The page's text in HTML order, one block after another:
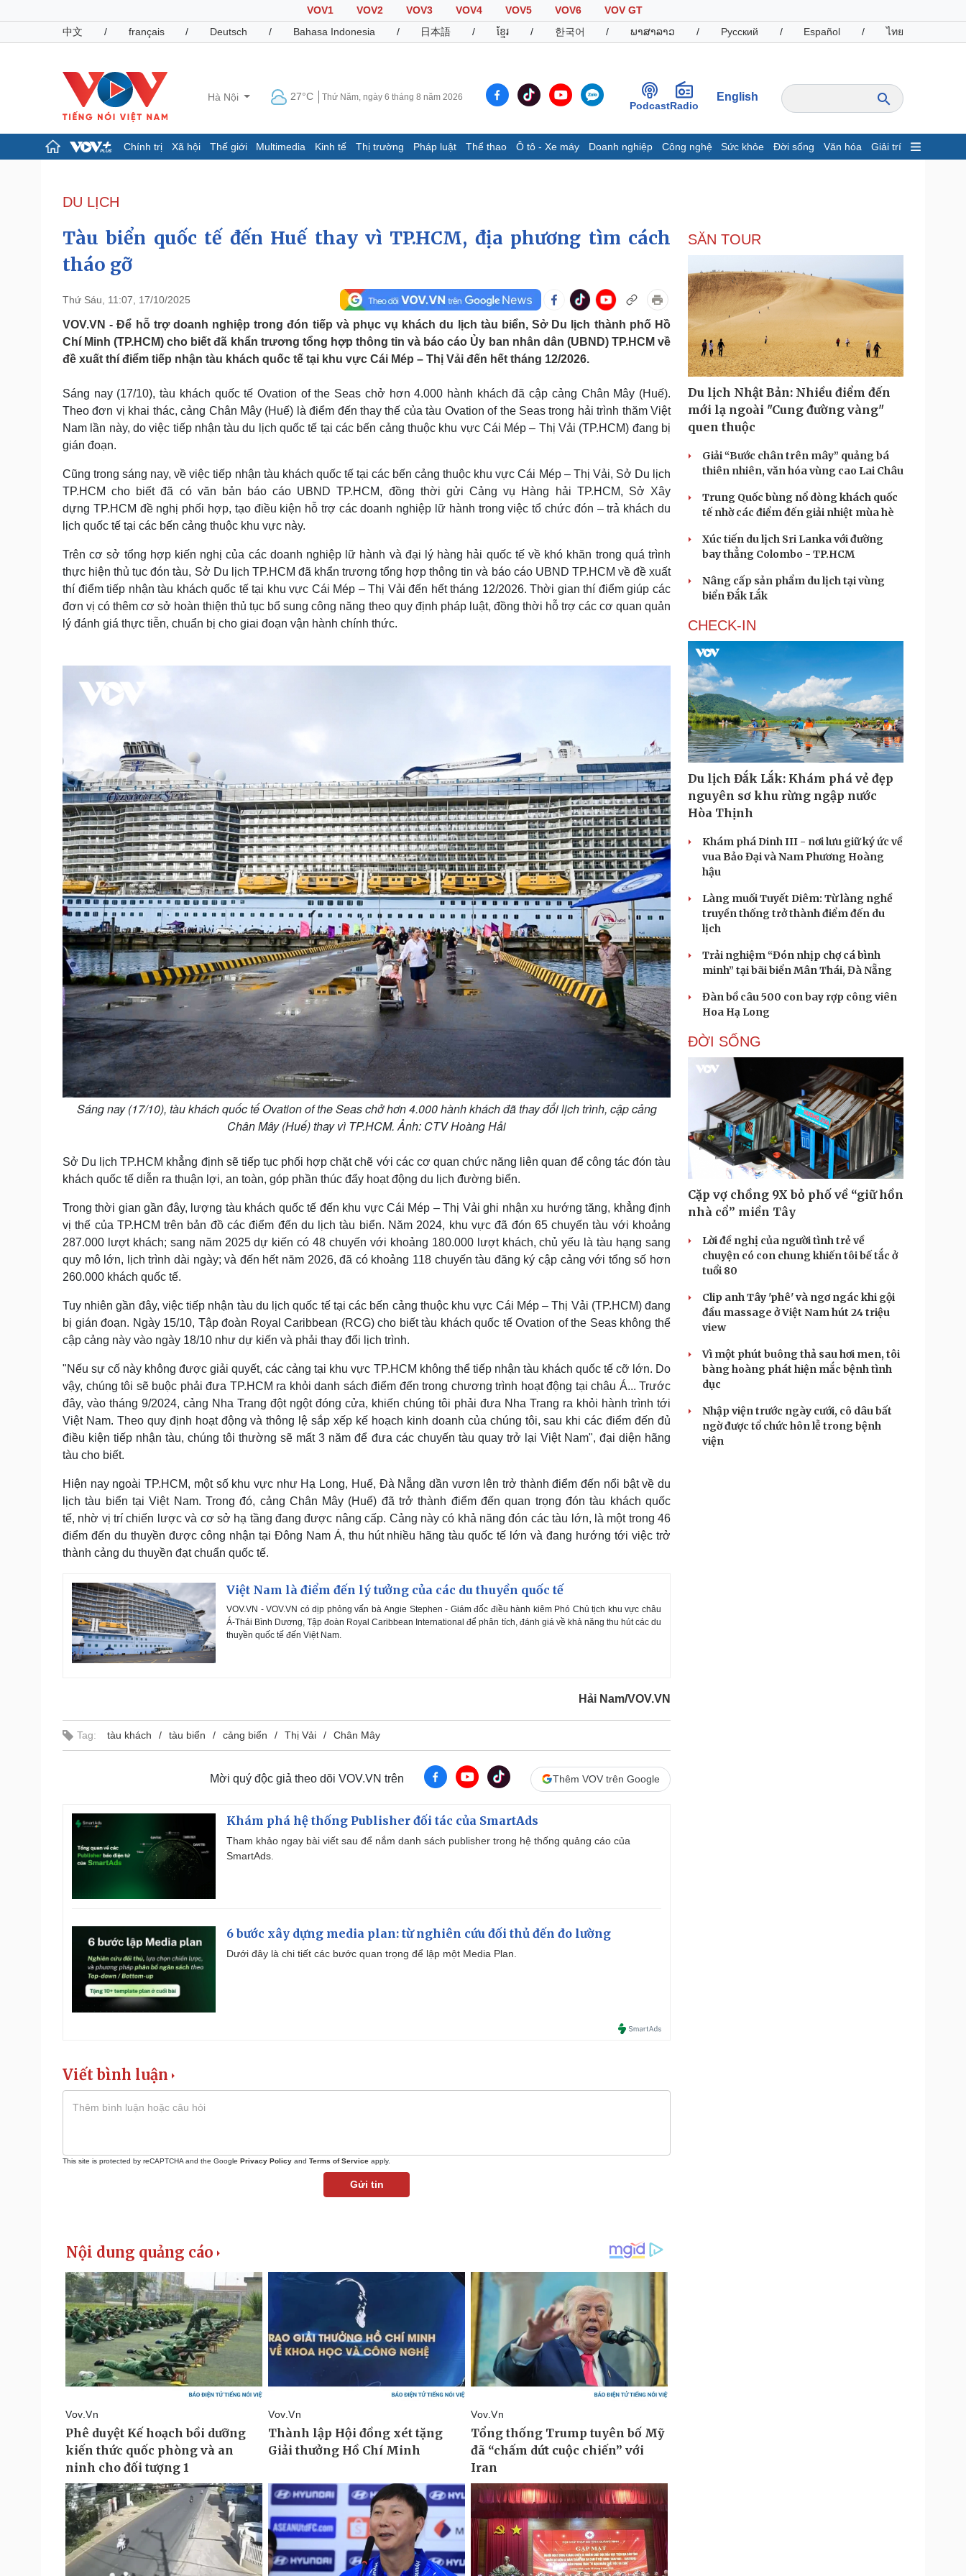
VOV1 VOV2 VOV3 VOV4 VOV5 VOV6
VOV GT
中文
/ français / Deutsch / Bahasa Indonesia / 日本語 / ខ្មែរ / 한국어 / ພາສາລາວ / Русский / Español / ไทย
Hà Nội 27°C Thứ Năm, ngày 6 tháng 8 năm 2026
PodcastRadio
English
Chính trị Xã hội Thế giới Multimedia Kinh tế Thị trường Pháp luật Thể thao Ô tô - Xe máy Doanh nghiệp Công nghệ Sức khỏe Đời sống Văn hóa Giải trí
Đảng
Tổ chức nhân sự
Nhận diện sự thật
Giáo dục
Dấu ấn VOV
Infographic
Giá cà phê
Pháp luật
Tin nóng
Tư vấn luật
Việt Nam
Phân tích
Thể thao
Lịch thi đấu bóng đá
Thế giới thể thao
eSports
Ô tô - Xe máy
Xe máy
Tư vấn
Doanh nghiệp
Thông tin doanh nghiệp
Doanh nghiệp 24h
Doanh nhân
Vì cộng đồng
Công nghệ
Tin Công nghệ
Trải nghiệm
Chuyển đổi số
Sức khỏe
Dinh dưỡng - món ngon
Cây thuốc
Sản phụ khoa
Nam khoa
Làm đẹp - giảm cân
Phòng mạch online
Ăn sạch sống khỏe
Đời sống
Blog
Văn hóa
Sân khấu - Điện ảnh
Văn học
Giải trí
Thời trang
Du lịch
Tư vấn
Săn Tour
Podcast
Câu chuyện thời sự
Cửa sổ tình yêu
Kể chuyện cho bé
Hạt giống tâm hồn
Cải chính
DU LỊCH
Tàu biển quốc tế đến Huế thay vì TP.HCM, địa phương tìm cách
tháo gỡ
Thứ Sáu, 11:07, 17/10/2025
VOV.VN - Để hỗ trợ doanh nghiệp trong đón tiếp và phục vụ khách du lịch tàu biển, Sở Du lịch thành phố Hồ
Chí Minh (TP.HCM) cho biết đã khẩn trương tổng hợp thông tin và báo cáo Ủy ban nhân dân (UBND) TP.HCM về
đề xuất thí điểm tiếp nhận tàu khách quốc tế tại khu vực Cái Mép – Thị Vải đến hết tháng 12/2026.
Sáng nay (17/10), tàu khách quốc tế Ovation of the Seas chở hơn 4.000 hành khách đã cập cảng Chân Mây (Huế).
Theo đơn vị khai thác, cảng Chân Mây (Huế) là điểm đến thay thế của tàu Ovation of the Seas trong hải trình thăm Việt
Nam lần này, do việc tiếp nhận tàu du lịch quốc tế tại các bến cảng thuộc khu vực Cái Mép – Thị Vải (TP.HCM) đang bị
gián đoạn.
Cũng trong sáng nay, về việc tiếp nhận tàu khách quốc tế tại các bến cảng thuộc khu vực Cái Mép – Thị Vải, Sở Du lịch
TP.HCM cho biết đã có văn bản báo cáo UBND TP.HCM, đồng thời gửi Cảng vụ Hàng hải TP.HCM, Sở Xây
dựng TP.HCM đề nghị phối hợp, tạo điều kiện hỗ trợ các doanh nghiệp lữ hành trong việc tổ chức đón – trả khách du
lịch quốc tế tại các bến cảng thuộc khu vực này.
Trên cơ sở tổng hợp kiến nghị của các doanh nghiệp lữ hành và đại lý hàng hải quốc tế về khó khăn trong quá trình
thực hiện thủ tục đón tàu, Sở Du lịch TP.HCM đã khẩn trương tổng hợp thông tin và báo cáo UBND TP.HCM về đề xuất
thí điểm tiếp nhận tàu khách quốc tế tại khu vực Cái Mép – Thị Vải đến hết tháng 12/2026. Thời gian thí điểm giúp các
đơn vị có thêm cơ sở hoàn thiện thủ tục bổ sung công năng theo quy định pháp luật, đồng thời hỗ trợ các cơ quan quản
lý đánh giá thực tiễn, chuẩn bị cho giai đoạn vận hành chính thức.
Sáng nay (17/10), tàu khách quốc tế Ovation of the Seas chở hơn 4.000 hành khách đã thay đổi lịch trình, cập cảng
Chân Mây (Huế) thay vì TP.HCM. Ảnh: CTV Hoàng Hải
Sở Du lịch TP.HCM khẳng định sẽ tiếp tục phối hợp chặt chẽ với các cơ quan chức năng liên quan để công tác đón tàu
khách quốc tế diễn ra thuận lợi, an toàn, góp phần thúc đẩy hoạt động du lịch đường biển.
Trong thời gian gần đây, lượng tàu khách quốc tế đến khu vực Cái Mép – Thị Vải ghi nhận xu hướng tăng, khẳng định
vị thế của TP.HCM trên bản đồ các điểm đến du lịch tàu biển. Năm 2024, khu vực đã đón 65 chuyến tàu với khoảng
287.000 lượt khách; sang năm 2025 dự kiến có 48 chuyến với khoảng 180.000 lượt khách, chủ yếu là tàu hạng sang
quy mô lớn, lịch trình dài ngày; và đến hết năm 2026, đã có khoảng 118 chuyến tàu đăng ký cập cảng với tổng số hơn
260.000 khách quốc tế.
Tuy nhiên gần đây, việc tiếp nhận tàu du lịch quốc tế tại các bến cảng thuộc khu vực Cái Mép – Thị Vải (TP.HCM) đang
bị gián đoạn. Ngày 15/10, Tập đoàn Royal Caribbean (RCG) cho biết tàu khách quốc tế Ovation of the Seas không thể
cập cảng này vào ngày 18/10 như dự kiến và phải thay đổi lịch trình.
"Nếu sự cố này không được giải quyết, các cảng tại khu vực TP.HCM không thể tiếp nhận tàu khách quốc tế cỡ lớn. Do
vậy, chúng tôi sẽ buộc phải đưa TP.HCM ra khỏi danh sách điểm đến trong chương trình hoạt động tại châu Á... Trước
đây, vào tháng 9/2024, cảng Nha Trang đột ngột đóng cửa, khiến chúng tôi phải đưa Nha Trang ra khỏi hành trình tới
Việt Nam. Theo quy định hoạt động và thông lệ sắp xếp kế hoạch kinh doanh của chúng tôi, sau khi các điểm đến đủ
điều kiện tiếp nhận tàu, chúng tôi thường sẽ mất 3 năm để đưa các chuyến tàu quay trở lại Việt Nam", đại diện hãng
tàu cho biết.
Hiện nay ngoài TP.HCM, một số khu vực như Hạ Long, Huế, Đà Nẵng dần vươn lên trở thành điểm đến nổi bật về du
lịch tàu biển tại Việt Nam. Trong đó, cảng Chân Mây (Huế) đã trở thành điểm đến quan trọng đón tàu khách quốc
tế, nhờ vị trí chiến lược và cơ sở hạ tầng đang được nâng cấp. Cảng này có khả năng đón các tàu lớn, là một trong 46
điểm đến du thuyền được công nhận tại Đông Nam Á, thu hút nhiều hãng tàu quốc tế lớn và đang hướng tới việc trở
thành cảng du thuyền đạt chuẩn quốc tế.
Việt Nam là điểm đến lý tưởng của các du thuyền quốc tế
VOV.VN - VOV.VN có dịp phỏng vấn bà Angie Stephen - Giám đốc điều hành kiêm Phó Chủ tịch khu vực châu
Á-Thái Bình Dương, Tập đoàn Royal Caribbean International để phân tích, đánh giá về khả năng thu hút các du
thuyền quốc tế đến Việt Nam.
Hải Nam/VOV.VN
Tag: tàu khách tàu biển cảng biển Thị Vải Chân Mây
Mời quý độc giả theo dõi VOV.VN trên Thêm VOV trên Google
Khám phá hệ thống Publisher đối tác của SmartAds
Tham khảo ngay bài viết sau để nắm danh sách publisher trong hệ thống quảng cáo của
SmartAds.
6 bước xây dựng media plan: từ nghiên cứu đối thủ đến đo lường
Dưới đây là chi tiết các bước quan trọng để lập một Media Plan.
Viết bình luận
This site is protected by reCAPTCHA and the Google Privacy Policy and Terms of Service apply.
Gửi tin
SĂN TOUR
Du lịch Nhật Bản: Nhiều điểm đến
mới lạ ngoài "Cung đường vàng"
quen thuộc
Giải “Bước chân trên mây” quảng bá
thiên nhiên, văn hóa vùng cao Lai Châu
Trung Quốc bùng nổ dòng khách quốc
tế nhờ các điểm đến giải nhiệt mùa hè
Xúc tiến du lịch Sri Lanka với đường
bay thẳng Colombo - TP.HCM
Nâng cấp sản phẩm du lịch tại vùng
biển Đắk Lắk
CHECK-IN
Du lịch Đắk Lắk: Khám phá vẻ đẹp
nguyên sơ khu rừng ngập nước
Hòa Thịnh
Khám phá Dinh III - nơi lưu giữ ký ức về
vua Bảo Đại và Nam Phương Hoàng
hậu
Làng muối Tuyết Diêm: Từ làng nghề
truyền thống trở thành điểm đến du
lịch
Trải nghiệm “Đón nhịp chợ cá bình
minh” tại bãi biển Mân Thái, Đà Nẵng
Đàn bồ câu 500 con bay rợp công viên
Hoa Hạ Long
ĐỜI SỐNG
Cặp vợ chồng 9X bỏ phố về “giữ hồn
nhà cổ” miền Tây
Lời đề nghị của người tình trẻ về
chuyện có con chung khiến tôi bế tắc ở
tuổi 80
Clip anh Tây 'phê' và ngơ ngác khi gội
đầu massage ở Việt Nam hút 24 triệu
view
Vì một phút buông thả sau hơi men, tôi
bàng hoàng phát hiện mắc bệnh tình
dục
Nhập viện trước ngày cưới, cô dâu bất
ngờ được tổ chức hôn lễ trong bệnh
viện